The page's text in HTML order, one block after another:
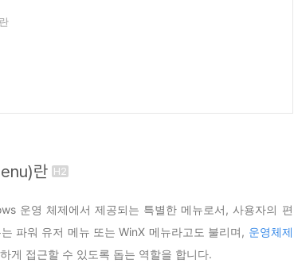
란
운영 체제에서 제공되는 특별한 메뉴로서, 사용자의 편
파워 유저 메뉴 또는 WinX 메뉴라고도 불리며, 운영체제
게 접근할 수 있도록 돕는 역할을 합니다.